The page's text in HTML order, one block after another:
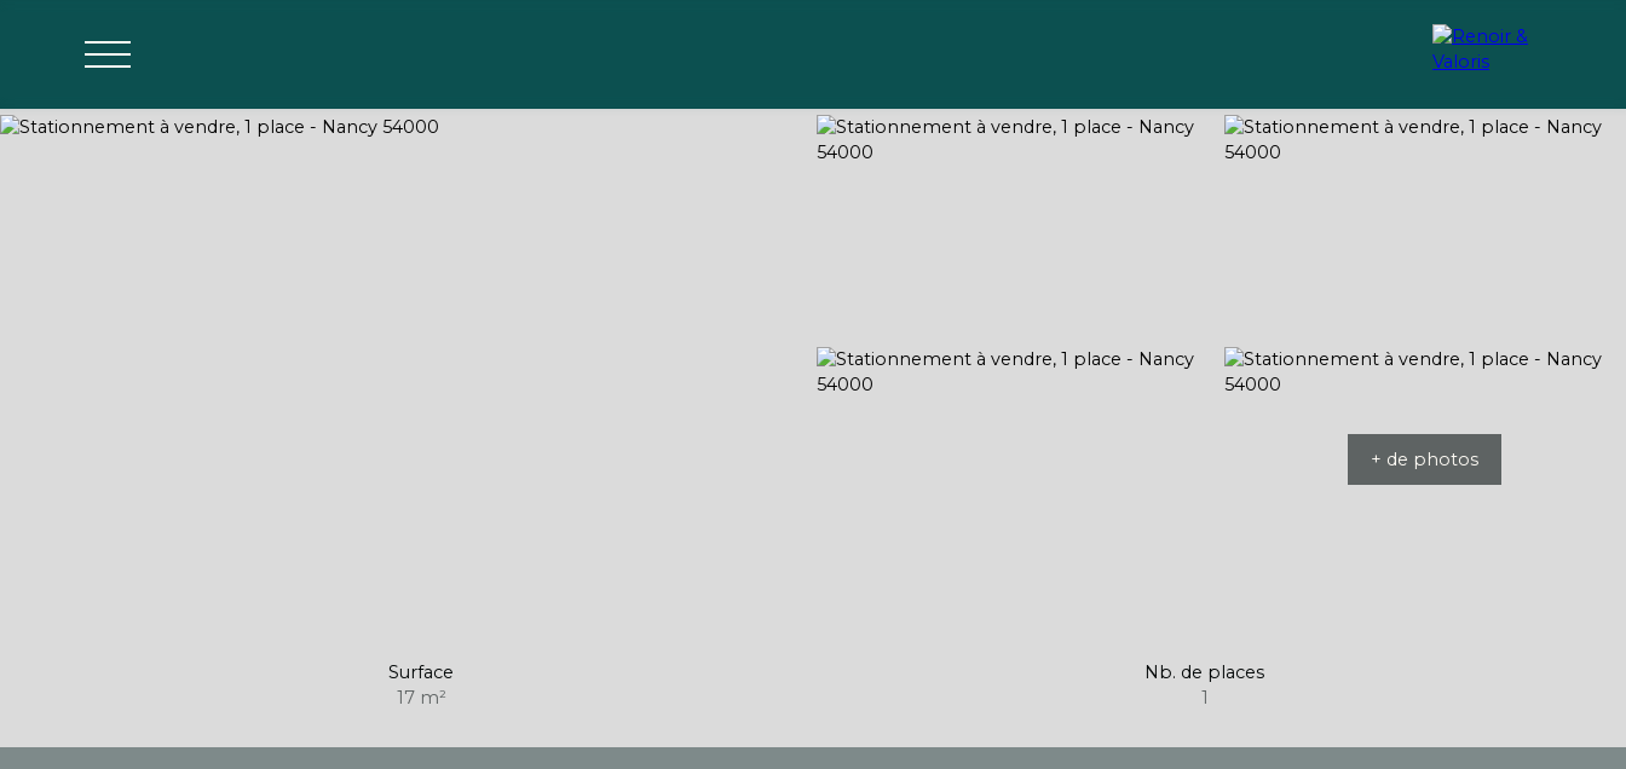
Gérer Recrutement
+ de photos
Surface
17 m²
Nb. de places
1